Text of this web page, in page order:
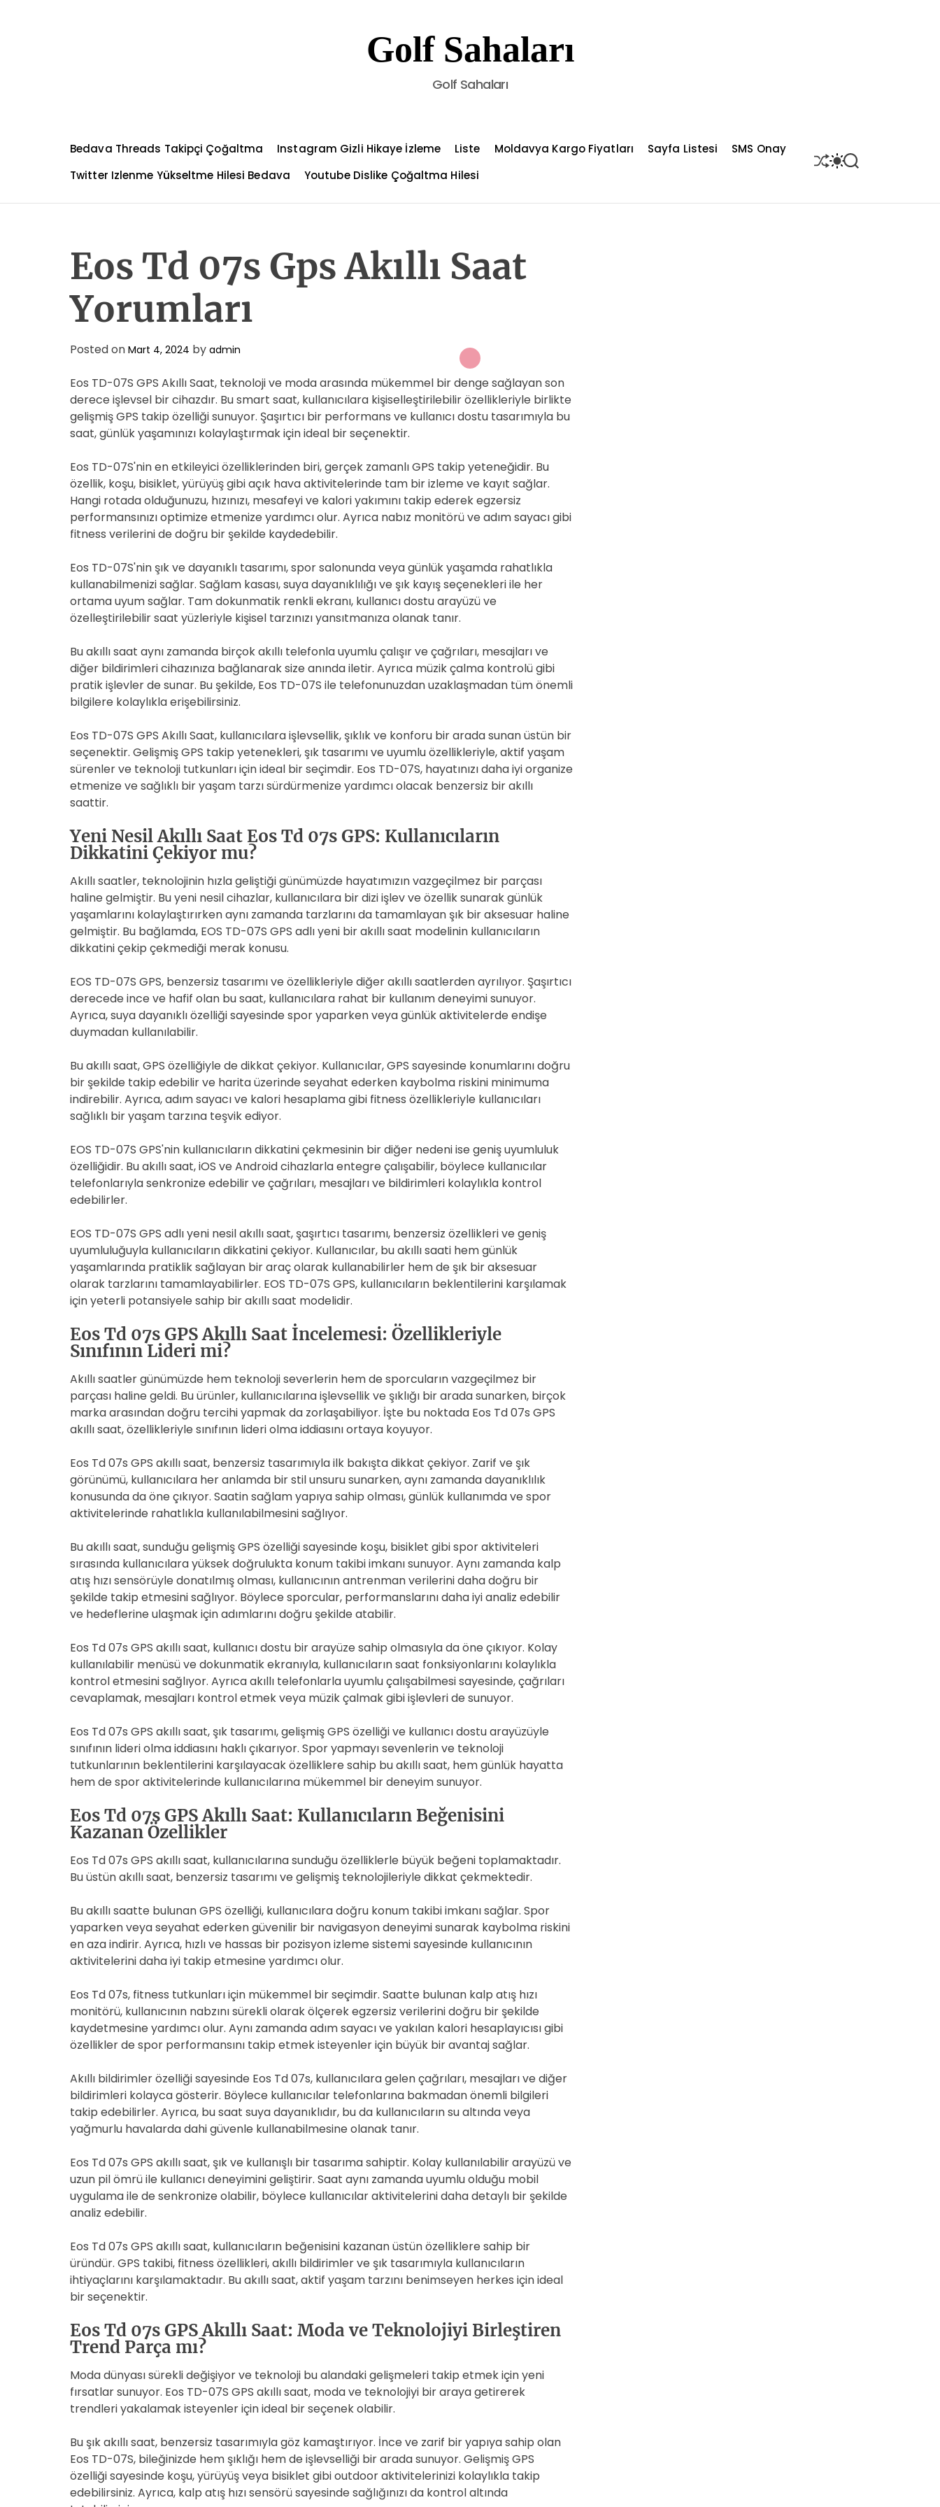
t
Golf Sahaları
Golf Sahaları
Bedava Threads Takipçi Çoğaltma Instagram Gizli Hikaye İzleme Liste Moldavya Kargo Fiyatları Sayfa Listesi
SMS Onay
Twitter Izlenme Yükseltme Hilesi Bedava
Youtube Dislike Çoğaltma Hilesi
S
H
S
W
S
E
Eos Td 07s Gps Akıllı Saat
Yorumları
Posted on Mart 4, 2024 by admin
Eos TD-07S GPS Akıllı Saat, teknoloji ve moda arasında mükemmel bir denge sağlayan son
derece işlevsel bir cihazdır. Bu smart saat, kullanıcılara kişiselleştirilebilir özellikleriyle birlikte
gelişmiş GPS takip özelliği sunuyor. Şaşırtıcı bir performans ve kullanıcı dostu tasarımıyla bu
saat, günlük yaşamınızı kolaylaştırmak için ideal bir seçenektir.
Eos TD-07S'nin en etkileyici özelliklerinden biri, gerçek zamanlı GPS takip yeteneğidir. Bu
özellik, koşu, bisiklet, yürüyüş gibi açık hava aktivitelerinde tam bir izleme ve kayıt sağlar.
Hangi rotada olduğunuzu, hızınızı, mesafeyi ve kalori yakımını takip ederek egzersiz
performansınızı optimize etmenize yardımcı olur. Ayrıca nabız monitörü ve adım sayacı gibi
fitness verilerini de doğru bir şekilde kaydedebilir.
Eos TD-07S'nin şık ve dayanıklı tasarımı, spor salonunda veya günlük yaşamda rahatlıkla
kullanabilmenizi sağlar. Sağlam kasası, suya dayanıklılığı ve şık kayış seçenekleri ile her
ortama uyum sağlar. Tam dokunmatik renkli ekranı, kullanıcı dostu arayüzü ve
özelleştirilebilir saat yüzleriyle kişisel tarzınızı yansıtmanıza olanak tanır.
Bu akıllı saat aynı zamanda birçok akıllı telefonla uyumlu çalışır ve çağrıları, mesajları ve
diğer bildirimleri cihazınıza bağlanarak size anında iletir. Ayrıca müzik çalma kontrolü gibi
pratik işlevler de sunar. Bu şekilde, Eos TD-07S ile telefonunuzdan uzaklaşmadan tüm önemli
bilgilere kolaylıkla erişebilirsiniz.
Eos TD-07S GPS Akıllı Saat, kullanıcılara işlevsellik, şıklık ve konforu bir arada sunan üstün bir
seçenektir. Gelişmiş GPS takip yetenekleri, şık tasarımı ve uyumlu özellikleriyle, aktif yaşam
sürenler ve teknoloji tutkunları için ideal bir seçimdir. Eos TD-07S, hayatınızı daha iyi organize
etmenize ve sağlıklı bir yaşam tarzı sürdürmenize yardımcı olacak benzersiz bir akıllı
saattir.
Yeni Nesil Akıllı Saat Eos Td 07s GPS: Kullanıcıların
Dikkatini Çekiyor mu?
Akıllı saatler, teknolojinin hızla geliştiği günümüzde hayatımızın vazgeçilmez bir parçası
haline gelmiştir. Bu yeni nesil cihazlar, kullanıcılara bir dizi işlev ve özellik sunarak günlük
yaşamlarını kolaylaştırırken aynı zamanda tarzlarını da tamamlayan şık bir aksesuar haline
gelmiştir. Bu bağlamda, EOS TD-07S GPS adlı yeni bir akıllı saat modelinin kullanıcıların
dikkatini çekip çekmediği merak konusu.
EOS TD-07S GPS, benzersiz tasarımı ve özellikleriyle diğer akıllı saatlerden ayrılıyor. Şaşırtıcı
derecede ince ve hafif olan bu saat, kullanıcılara rahat bir kullanım deneyimi sunuyor.
Ayrıca, suya dayanıklı özelliği sayesinde spor yaparken veya günlük aktivitelerde endişe
duymadan kullanılabilir.
Bu akıllı saat, GPS özelliğiyle de dikkat çekiyor. Kullanıcılar, GPS sayesinde konumlarını doğru
bir şekilde takip edebilir ve harita üzerinde seyahat ederken kaybolma riskini minimuma
indirebilir. Ayrıca, adım sayacı ve kalori hesaplama gibi fitness özellikleriyle kullanıcıları
sağlıklı bir yaşam tarzına teşvik ediyor.
EOS TD-07S GPS'nin kullanıcıların dikkatini çekmesinin bir diğer nedeni ise geniş uyumluluk
özelliğidir. Bu akıllı saat, iOS ve Android cihazlarla entegre çalışabilir, böylece kullanıcılar
telefonlarıyla senkronize edebilir ve çağrıları, mesajları ve bildirimleri kolaylıkla kontrol
edebilirler.
EOS TD-07S GPS adlı yeni nesil akıllı saat, şaşırtıcı tasarımı, benzersiz özellikleri ve geniş
uyumluluğuyla kullanıcıların dikkatini çekiyor. Kullanıcılar, bu akıllı saati hem günlük
yaşamlarında pratiklik sağlayan bir araç olarak kullanabilirler hem de şık bir aksesuar
olarak tarzlarını tamamlayabilirler. EOS TD-07S GPS, kullanıcıların beklentilerini karşılamak
için yeterli potansiyele sahip bir akıllı saat modelidir.
Eos Td 07s GPS Akıllı Saat İncelemesi: Özellikleriyle
Sınıfının Lideri mi?
Akıllı saatler günümüzde hem teknoloji severlerin hem de sporcuların vazgeçilmez bir
parçası haline geldi. Bu ürünler, kullanıcılarına işlevsellik ve şıklığı bir arada sunarken, birçok
marka arasından doğru tercihi yapmak da zorlaşabiliyor. İşte bu noktada Eos Td 07s GPS
akıllı saat, özellikleriyle sınıfının lideri olma iddiasını ortaya koyuyor.
Eos Td 07s GPS akıllı saat, benzersiz tasarımıyla ilk bakışta dikkat çekiyor. Zarif ve şık
görünümü, kullanıcılara her anlamda bir stil unsuru sunarken, aynı zamanda dayanıklılık
konusunda da öne çıkıyor. Saatin sağlam yapıya sahip olması, günlük kullanımda ve spor
aktivitelerinde rahatlıkla kullanılabilmesini sağlıyor.
Bu akıllı saat, sunduğu gelişmiş GPS özelliği sayesinde koşu, bisiklet gibi spor aktiviteleri
sırasında kullanıcılara yüksek doğrulukta konum takibi imkanı sunuyor. Aynı zamanda kalp
atış hızı sensörüyle donatılmış olması, kullanıcının antrenman verilerini daha doğru bir
şekilde takip etmesini sağlıyor. Böylece sporcular, performanslarını daha iyi analiz edebilir
ve hedeflerine ulaşmak için adımlarını doğru şekilde atabilir.
Eos Td 07s GPS akıllı saat, kullanıcı dostu bir arayüze sahip olmasıyla da öne çıkıyor. Kolay
kullanılabilir menüsü ve dokunmatik ekranıyla, kullanıcıların saat fonksiyonlarını kolaylıkla
kontrol etmesini sağlıyor. Ayrıca akıllı telefonlarla uyumlu çalışabilmesi sayesinde, çağrıları
cevaplamak, mesajları kontrol etmek veya müzik çalmak gibi işlevleri de sunuyor.
Eos Td 07s GPS akıllı saat, şık tasarımı, gelişmiş GPS özelliği ve kullanıcı dostu arayüzüyle
sınıfının lideri olma iddiasını haklı çıkarıyor. Spor yapmayı sevenlerin ve teknoloji
tutkunlarının beklentilerini karşılayacak özelliklere sahip bu akıllı saat, hem günlük hayatta
hem de spor aktivitelerinde kullanıcılarına mükemmel bir deneyim sunuyor.
Eos Td 07s GPS Akıllı Saat: Kullanıcıların Beğenisini
Kazanan Özellikler
Eos Td 07s GPS akıllı saat, kullanıcılarına sunduğu özelliklerle büyük beğeni toplamaktadır.
Bu üstün akıllı saat, benzersiz tasarımı ve gelişmiş teknolojileriyle dikkat çekmektedir.
Bu akıllı saatte bulunan GPS özelliği, kullanıcılara doğru konum takibi imkanı sağlar. Spor
yaparken veya seyahat ederken güvenilir bir navigasyon deneyimi sunarak kaybolma riskini
en aza indirir. Ayrıca, hızlı ve hassas bir pozisyon izleme sistemi sayesinde kullanıcının
aktivitelerini daha iyi takip etmesine yardımcı olur.
Eos Td 07s, fitness tutkunları için mükemmel bir seçimdir. Saatte bulunan kalp atış hızı
monitörü, kullanıcının nabzını sürekli olarak ölçerek egzersiz verilerini doğru bir şekilde
kaydetmesine yardımcı olur. Aynı zamanda adım sayacı ve yakılan kalori hesaplayıcısı gibi
özellikler de spor performansını takip etmek isteyenler için büyük bir avantaj sağlar.
Akıllı bildirimler özelliği sayesinde Eos Td 07s, kullanıcılara gelen çağrıları, mesajları ve diğer
bildirimleri kolayca gösterir. Böylece kullanıcılar telefonlarına bakmadan önemli bilgileri
takip edebilirler. Ayrıca, bu saat suya dayanıklıdır, bu da kullanıcıların su altında veya
yağmurlu havalarda dahi güvenle kullanabilmesine olanak tanır.
Eos Td 07s GPS akıllı saat, şık ve kullanışlı bir tasarıma sahiptir. Kolay kullanılabilir arayüzü ve
uzun pil ömrü ile kullanıcı deneyimini geliştirir. Saat aynı zamanda uyumlu olduğu mobil
uygulama ile de senkronize olabilir, böylece kullanıcılar aktivitelerini daha detaylı bir şekilde
analiz edebilir.
Eos Td 07s GPS akıllı saat, kullanıcıların beğenisini kazanan üstün özelliklere sahip bir
üründür. GPS takibi, fitness özellikleri, akıllı bildirimler ve şık tasarımıyla kullanıcıların
ihtiyaçlarını karşılamaktadır. Bu akıllı saat, aktif yaşam tarzını benimseyen herkes için ideal
bir seçenektir.
Eos Td 07s GPS Akıllı Saat: Moda ve Teknolojiyi Birleştiren
Trend Parça mı?
Moda dünyası sürekli değişiyor ve teknoloji bu alandaki gelişmeleri takip etmek için yeni
fırsatlar sunuyor. Eos TD-07S GPS akıllı saat, moda ve teknolojiyi bir araya getirerek
trendleri yakalamak isteyenler için ideal bir seçenek olabilir.
Bu şık akıllı saat, benzersiz tasarımıyla göz kamaştırıyor. İnce ve zarif bir yapıya sahip olan
Eos TD-07S, bileğinizde hem şıklığı hem de işlevselliği bir arada sunuyor. Gelişmiş GPS
özelliği sayesinde koşu, yürüyüş veya bisiklet gibi outdoor aktivitelerinizi kolaylıkla takip
edebilirsiniz. Ayrıca, kalp atış hızı sensörü sayesinde sağlığınızı da kontrol altında